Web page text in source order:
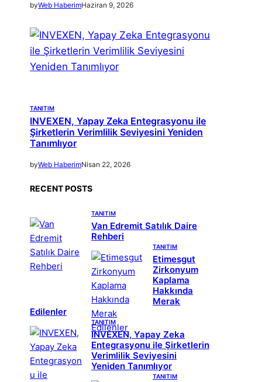
byWeb HaberimHaziran 9, 2026
TANITIM
INVEXEN, Yapay Zeka Entegrasyonu ile
Şirketlerin Verimlilik Seviyesini Yeniden
Tanımlıyor
byWeb HaberimNisan 22, 2026
RECENT POSTS
TANITIM
Van Edremit Satılık Daire
Rehberi
TANITIM
Etimesgut
Zirkonyum
Kaplama
Hakkında
Merak
Edilenler
TANITIM
INVEXEN, Yapay Zeka
Entegrasyonu ile Şirketlerin
Verimlilik Seviyesini
Yeniden Tanımlıyor
TANITIM